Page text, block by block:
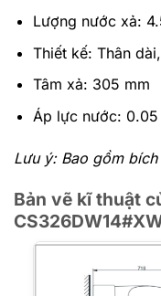
Lượng nước xả:
Thiết kế: Thân
Tâm xả: 305 mm
Áp lực nước:
Lưu ý: Bao gồm
Bản vẽ kĩ thuật